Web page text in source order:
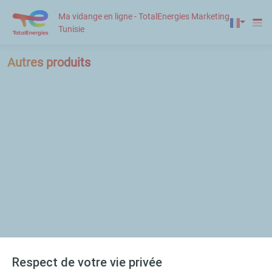
Ma vidange en ligne - TotalEnergies Marketing
Tunisie
Autres produits
Respect de votre vie privée